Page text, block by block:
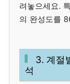
려놓으세요.
의 완성도를
3. 계절
석